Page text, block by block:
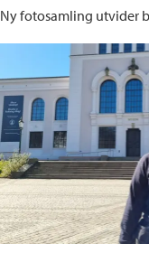
Ny fotosamling utvider